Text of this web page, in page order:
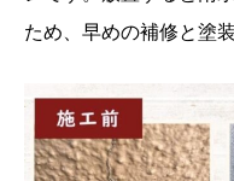
ため、早めの補修と塗